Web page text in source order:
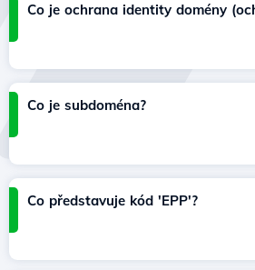
Co je ochrana identity domény
Co je subdoména?
Co představuje kód 'EPP'?